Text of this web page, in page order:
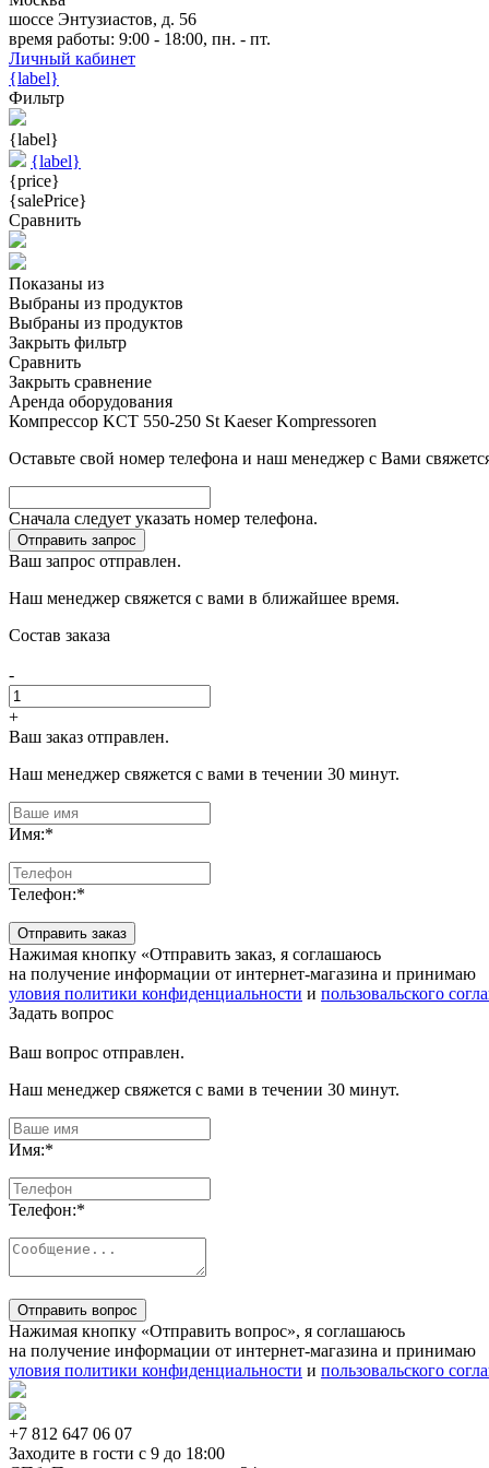
шоссе Энтузиастов, д. 56
время работы: 9:00 - 18:00, пн. - пт.
Личный кабинет
{label}
Фильтр
{label}
{label}
{price}
{salePrice}
Сравнить
Показаны из
Выбраны из продуктов
Выбраны из продуктов
Закрыть фильтр
Сравнить
Закрыть сравнение
Аренда оборудования
Компрессор KCT 550-250 St Kaeser Kompressoren
Оставьте свой номер телефона и наш менеджер с Вами
Сначала следует указать номер телефона.
Отправить запрос
Ваш запрос отправлен.
Наш менеджер свяжется с вами в ближайшее время.
Состав заказа
-
+
Ваш заказ отправлен.
Наш менеджер свяжется с вами в течении 30 минут.
Имя:*
Телефон:*
Отправить заказ
Нажимая кнопку «Отправить заказ, я соглашаюсь
на получение информации от интернет-магазина и принимаю
уловия политики конфиденциальности и пользовальского
Задать вопрос
Ваш вопрос отправлен.
Наш менеджер свяжется с вами в течении 30 минут.
Имя:*
Телефон:*
Отправить вопрос
Нажимая кнопку «Отправить вопрос», я соглашаюсь
на получение информации от интернет-магазина и принимаю
уловия политики конфиденциальности и пользовальского
+7 812 647 06 07
Заходите в гости c 9 до 18:00